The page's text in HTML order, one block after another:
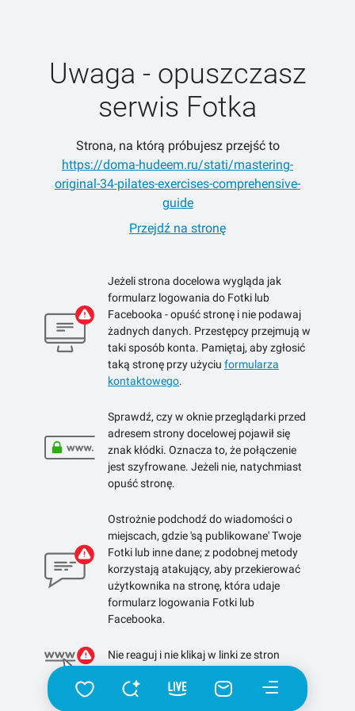
Uwaga - opuszczasz
serwis Fotka
Strona, na którą próbujesz przejść to
https://doma-hudeem.ru/stati/mastering-
original-34-pilates-exercises-comprehensive-
guide
Przejdź na stronę
Jeżeli strona docelowa wygląda jak
formularz logowania do Fotki lub
Facebooka - opuść stronę i nie podawaj
żadnych danych. Przestępcy przejmują w
taki sposób konta. Pamiętaj, aby zgłosić
taką stronę przy użyciu formularza
kontaktowego.
Sprawdź, czy w oknie przeglądarki przed
adresem strony docelowej pojawił się
znak kłódki. Oznacza to, że połączenie
jest szyfrowane. Jeżeli nie, natychmiast
opuść stronę.
Ostrożnie podchodź do wiadomości o
miejscach, gdzie 'są publikowane' Twoje
Fotki lub inne dane; z podobnej metody
korzystają atakujący, aby przekierować
użytkownika na stronę, która udaje
formularz logowania Fotki lub
Facebooka.
Nie reaguj i nie klikaj w linki ze stron